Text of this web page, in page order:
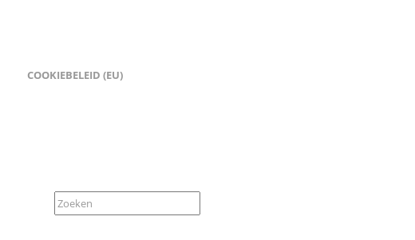
COOKIEBELEID (EU)
Zoeken